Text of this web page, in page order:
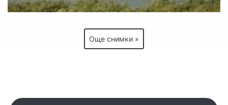
Още снимки »